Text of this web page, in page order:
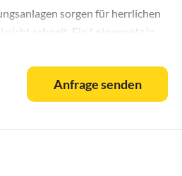
sorgen für herrlichen
nicht schneit. Ein Loipennetz in
Langlaufgenuss pur. Viele
eine stille, tief verschneite
Ihnen einen Abstellmöglichkeit in
Anfrage senden